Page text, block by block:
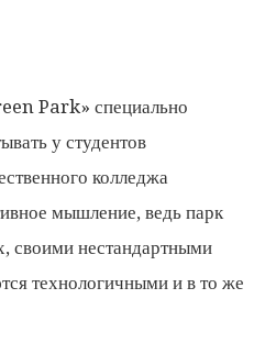
Park» специально
у студентов
колледжа
мышление, ведь парк
своими нестандартными
технологичными и в то же